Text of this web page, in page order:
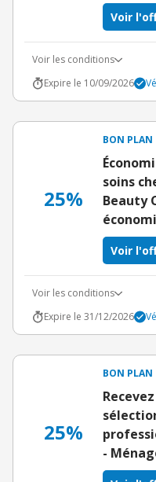
Voir
Voir les conditions
Expire le 10/09/2026
25%
BON PLAN
soins
Beauty
Voir
Voir les conditions
Expire le 31/12/2026
25%
BON PLAN
-